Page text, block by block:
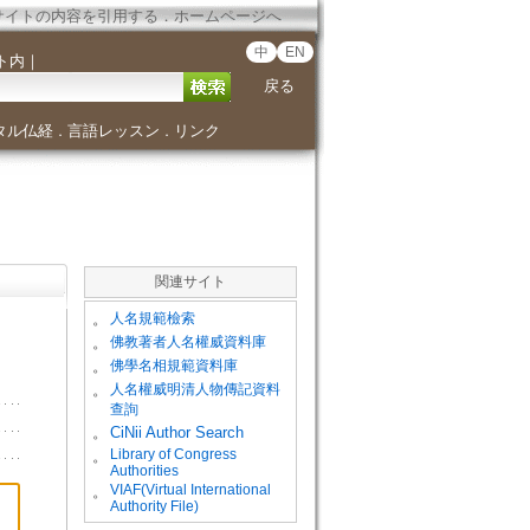
イトの内容を引用する．ホームページへ
内 ｜ 中 EN
戻る
ル仏経． 言語レッスン ． リンク
関連サイト
。 人名規範檢索
。 佛教著者人名權威資料庫
。 佛學名相規範資料庫
。
人名權威明清人物傳記資料
查詢
。
CiNii Author Search
。
Library of Congress
Authorities
。
VIAF(Virtual International
Authority File)